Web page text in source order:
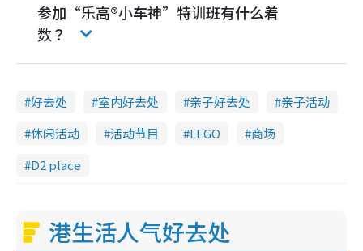
参加“乐高®小车神”特训班有什么着
数？
好去处 室内好去处 亲子好去处
亲子活动
休闲活动
活动节目 LEGO
商场
D2 place
港生活人气好去处